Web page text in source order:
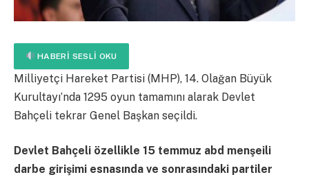
HABERI SESLI OKU
Milliyetçi Hareket Partisi (MHP), 14. Olağan Büyük
Kurultayı’nda 1295 oyun tamamını alarak Devlet
Bahçeli tekrar Genel Başkan seçildi.
Devlet Bahçeli özellikle 15 temmuz abd menşeili
darbe girişimi esnasında ve sonrasındaki partiler